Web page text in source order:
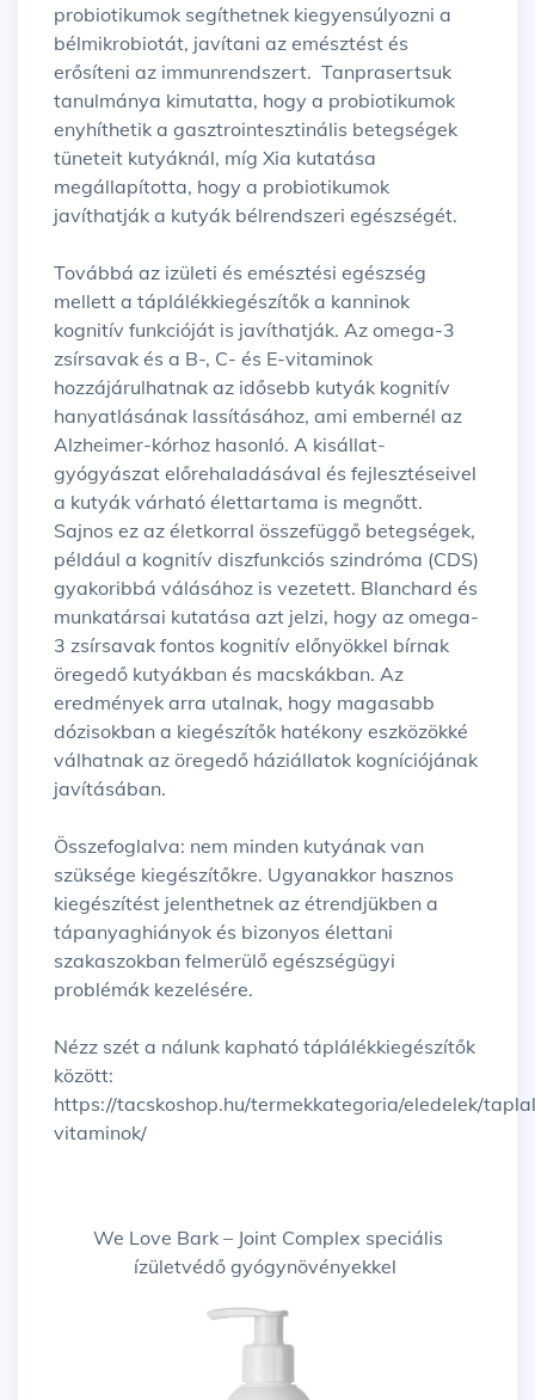
probiotikumok segíthetnek kiegyensúlyozni a
bélmikrobiotát, javítani az emésztést és
erősíteni az immunrendszert. Tanprasertsuk
tanulmánya kimutatta, hogy a probiotikumok
enyhíthetik a gasztrointesztinális betegségek
tüneteit kutyáknál, míg Xia kutatása
megállapította, hogy a probiotikumok
javíthatják a kutyák bélrendszeri egészségét.
Továbbá az izületi és emésztési egészség
mellett a táplálékkiegészítők a kanninok
kognitív funkcióját is javíthatják. Az omega-3
zsírsavak és a B-, C- és E-vitaminok
hozzájárulhatnak az idősebb kutyák kognitív
hanyatlásának lassításához, ami embernél az
Alzheimer-kórhoz hasonló. A kisállat-
gyógyászat előrehaladásával és fejlesztéseivel
a kutyák várható élettartama is megnőtt.
Sajnos ez az életkorral összefüggő betegségek,
például a kognitív diszfunkciós szindróma (CDS)
gyakoribbá válásához is vezetett. Blanchard és
munkatársai kutatása azt jelzi, hogy az omega-
3 zsírsavak fontos kognitív előnyökkel bírnak
öregedő kutyákban és macskákban. Az
eredmények arra utalnak, hogy magasabb
dózisokban a kiegészítők hatékony eszközökké
válhatnak az öregedő háziállatok kogníciójának
javításában.
Összefoglalva: nem minden kutyának van
szüksége kiegészítőkre. Ugyanakkor hasznos
kiegészítést jelenthetnek az étrendjükben a
tápanyaghiányok és bizonyos élettani
szakaszokban felmerülő egészségügyi
problémák kezelésére.
Nézz szét a nálunk kapható táplálékkiegészítők
között:
https://tacskoshop.hu/termekkategoria/eledelek/
vitaminok/
We Love Bark – Joint Complex speciális
ízületvédő gyógynövényekkel